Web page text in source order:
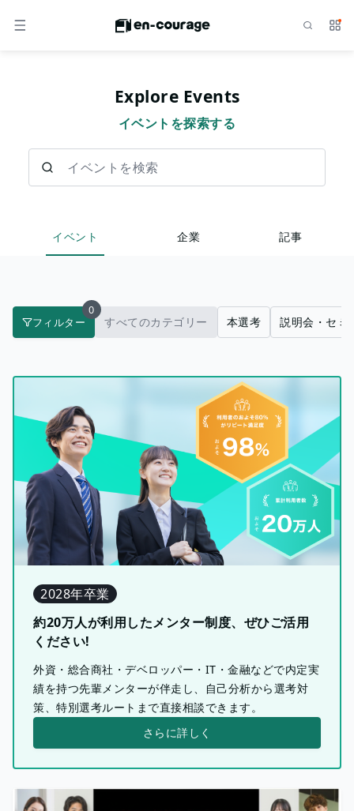
メニュー サ
Explore Events
イベントを探索する
イベント 企業 記事
フィルター
0
すべてのカテゴリー 本選考 説明会・セミ
2028年卒業
約20万人が利用したメンター制度、ぜひご活用
ください!
外資・総合商社・デベロッパー・IT・金融などで内定実
績を持つ先輩メンターが伴走し、自己分析から選考対
策、特別選考ルートまで直接相談できます。
さらに詳しく